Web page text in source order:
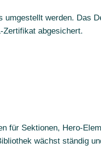
werden. Das
Zertifikat abgesichert.
für Sektionen, Hero-
wächst ständig